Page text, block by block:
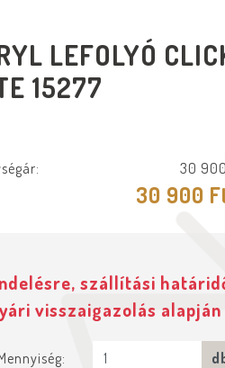
LEFOLYÓ
15277
30
30 900
szállítási
visszaigazolás alapján